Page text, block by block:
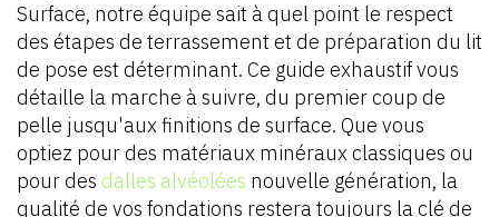
Surface, notre équipe sait à quel point le respect
des étapes de terrassement et de préparation du lit
de pose est déterminant. Ce guide exhaustif vous
détaille la marche à suivre, du premier coup de
pelle jusqu'aux finitions de surface. Que vous
optiez pour des matériaux minéraux classiques ou
pour des dalles alvéolées nouvelle génération, la
qualité de vos fondations restera toujours la clé de